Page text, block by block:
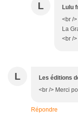
L Lulu
<br /
La
<br /
L Les éditions
<br /> Merci
Répondre